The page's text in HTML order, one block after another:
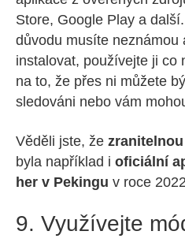
Store, Google Play a
důvodu musíte neznámou
instalovat, používejte ji co
na to, že přes ni můžete
sledováni nebo vám
Věděli jste, že
byla například i oficiální
her v Pekingu v roce
9. Využívejte